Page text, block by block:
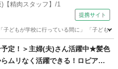
【精肉スタッフ】/1
提携サイト
どもが学校に行っている間に」 「子ども
予定！＞主婦(夫)さん活躍中★髪色
ムリなく活躍できる！ロピアの